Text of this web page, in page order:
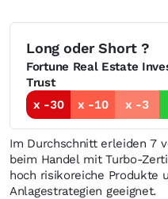
Long oder Short ?
Fortune Real Estate
Trust
x -30
x -10 x -3
Im Durchschnitt erleiden 7
beim Handel mit Turbo-
hoch risikoreiche Produkte
Anlagestrategien geeignet.